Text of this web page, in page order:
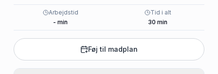
Arbejdstid
- min
Tid i alt
30 min
Føj til madplan